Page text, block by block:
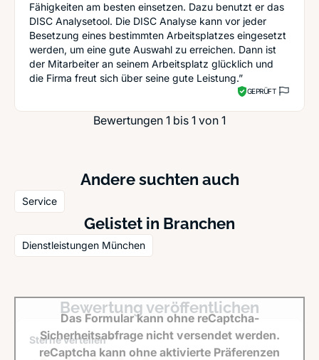
Fähigkeiten am besten einsetzen. Dazu benutzt er das
DISC Analysetool. Die DISC Analyse kann vor jeder
Besetzung eines bestimmten Arbeitsplatzes eingesetzt
werden, um eine gute Auswahl zu erreichen. Dann ist
der Mitarbeiter an seinem Arbeitsplatz glücklich und
die Firma freut sich über seine gute Leistung.”
GEPRÜFT
Bewertungen 1 bis 1 von 1
Andere suchten auch
Service
Gelistet in Branchen
Dienstleistungen München
Bewertung veröffentlichen
Sterne verteilen *
Das Formular kann ohne reCaptcha-
Sicherheitsabfrage nicht versendet werden.
reCaptcha kann ohne aktivierte Präferenzen